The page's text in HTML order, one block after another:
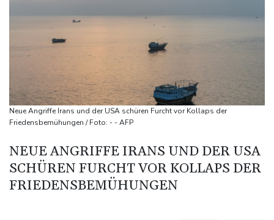
Erste deutsche Medaille: Mabry holt EM-Bronze
Mehr als 70 Prozent Englands von Dürre betroffen
Mindestens 111 Tote bei schwerem Erdbeben in Kolumbien -
Katastrophenfall ausgerufen
Trump fordert Entschädigungen vom Iran
Russische Oppositionspartei Jabloko von Parlamentswahl
ausgeschlossen
Neue Angriffe Irans und der USA schüren Furcht vor Kollaps der
Friedensbemühungen / Foto: - - AFP
NEUE ANGRIFFE IRANS UND DER USA
SCHÜREN FURCHT VOR KOLLAPS DER
FRIEDENSBEMÜHUNGEN